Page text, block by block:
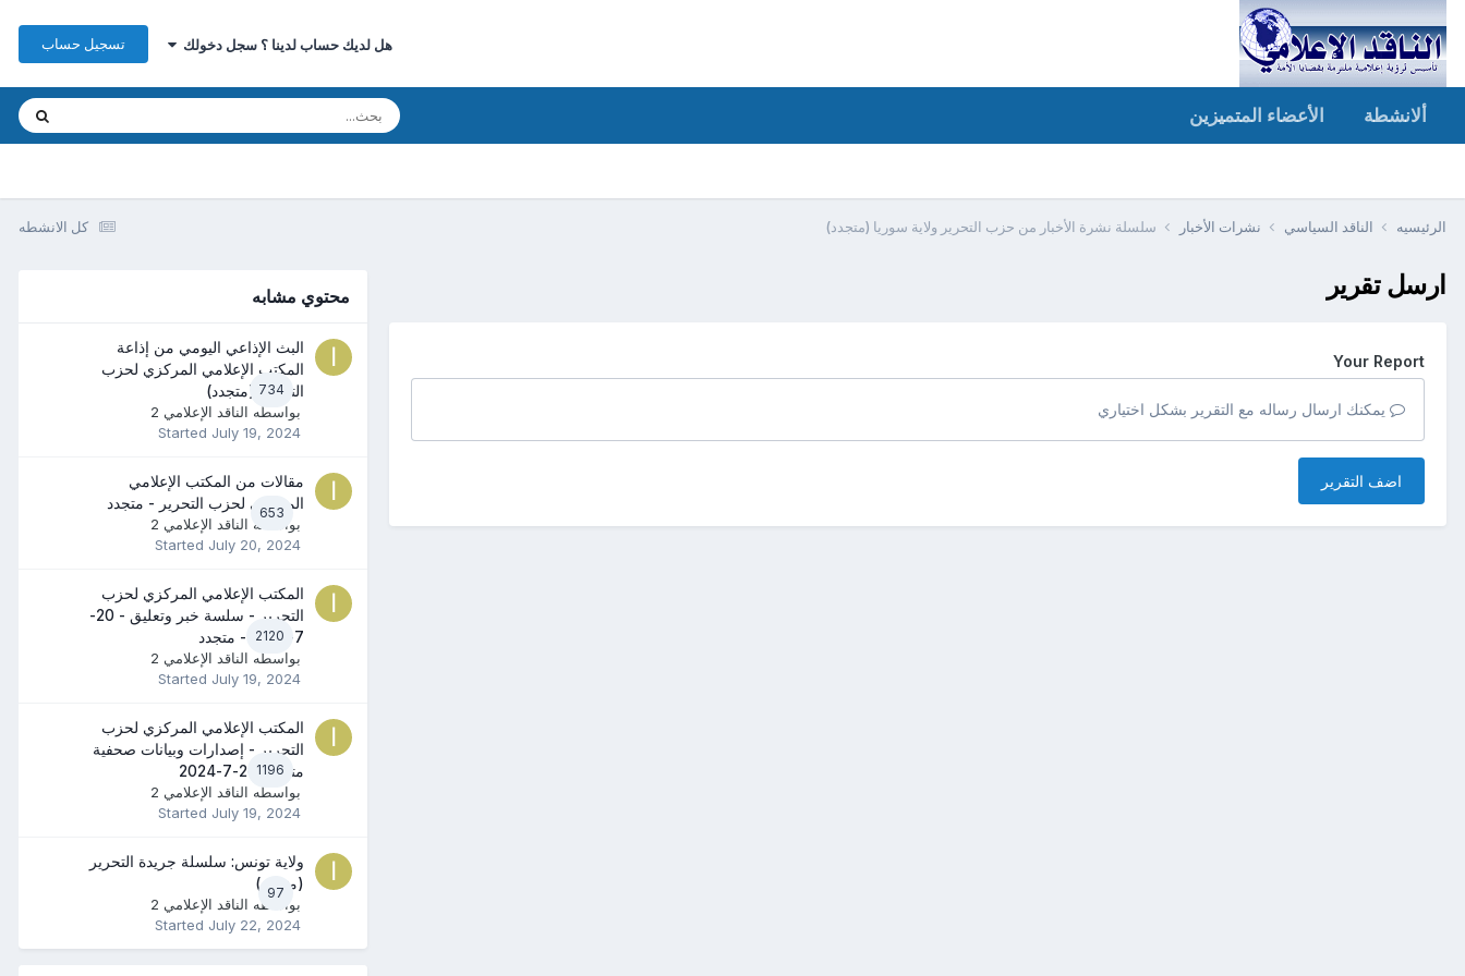
هل لديك حساب لدينا ؟ سجل دخولك تسجيل حساب
ألانشطة الأعضاء المتميزين
كل الانشطه الرئيسيه الناقد السياسي نشرات الأخبار سلسلة نشرة الأخبار من حزب التحرير ولاية سوريا (متجدد)
ارسل تقرير
Your Report
يمكنك ارسال رساله مع التقرير بشكل اختياري
اضف التقرير
محتوي مشابه
734
البث الإذاعي اليومي من إذاعة
المكتب الإعلامي المركزي لحزب
التحرير (متجدد)
بواسطه الناقد الإعلامي 2
Started July 19, 2024
653
مقالات من المكتب الإعلامي
المركزي لحزب التحرير - متجدد
بواسطه الناقد الإعلامي 2
Started July 20, 2024
2120
المكتب الإعلامي المركزي لحزب
التحرير - سلسة خبر وتعليق - 20-
7-2024 - متجدد
بواسطه الناقد الإعلامي 2
Started July 19, 2024
1196
المكتب الإعلامي المركزي لحزب
التحرير - إصدارات وبيانات صحفية
متنوعة 20-7-2024
بواسطه الناقد الإعلامي 2
Started July 19, 2024
97
ولاية تونس: سلسلة جريدة التحرير
(متجدد)
بواسطه الناقد الإعلامي 2
Started July 22, 2024